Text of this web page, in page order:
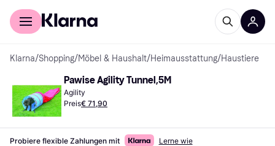
Für Shopper
Klarna/Shopping/Möbel & Haushalt/Heimausstattung/Haustiere
Pawise Agility Tunnel,5M
Agility
Preis€ 71,90
Probiere flexible Zahlungen mit Lerne wie